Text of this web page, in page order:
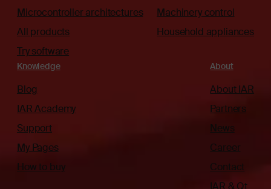
Microcontroller architectures
All products
Try software
Machinery control
Household appliances
Knowledge
Blog
IAR Academy
Support
My Pages
How to buy
About
About IAR
Partners
News
Career
Contact
IAR & Qt